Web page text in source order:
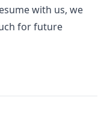
with us, we
for future